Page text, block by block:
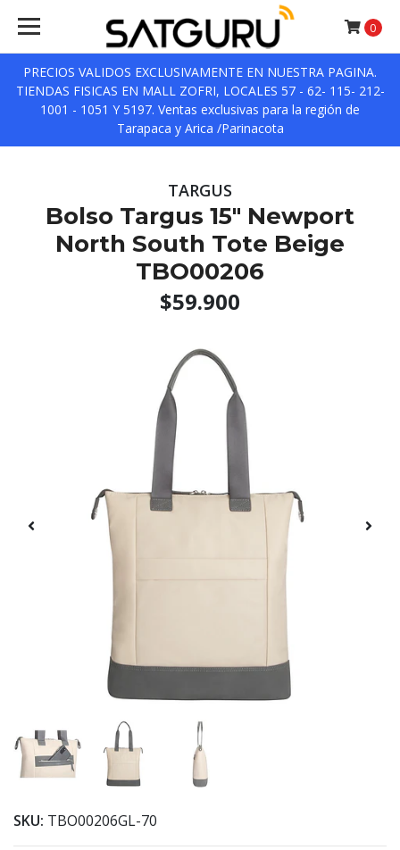
PRECIOS VALIDOS EXCLUSIVAMENTE EN NUESTRA PAGINA.
TIENDAS FISICAS EN MALL ZOFRI, LOCALES 57 - 62- 115- 212-
1001 - 1051 Y 5197. Ventas exclusivas para la región de
Tarapaca y Arica /Parinacota
0
TARGUS
Bolso Targus 15″ Newport
North South Tote Beige
TBO00206
$59.900
SKU: TBO00206GL-70